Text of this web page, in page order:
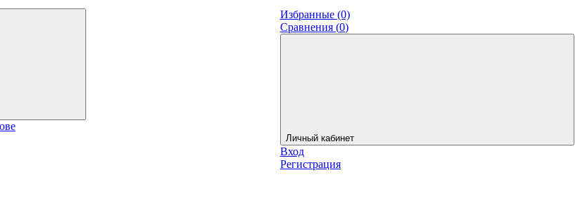
Избранные (0)
Сравнения (0)
Личный кабинет
Вход
Регистрация